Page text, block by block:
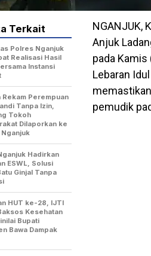
NGANJUK,
Anjuk
pada
Lebaran
pemudik
Terkait
Polres Nganjuk
Realisasi Hasil
Instansi
Rekam Perempuan
Tanpa Izin,
Tokoh
Dilaporkan ke
Hadirkan
ESWL, Solusi
Ginjal Tanpa
HUT ke-28, IJTI
Kesehatan
Bupati
Bawa Dampak